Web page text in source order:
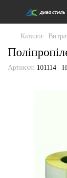
Каталог
Артикул: 101114